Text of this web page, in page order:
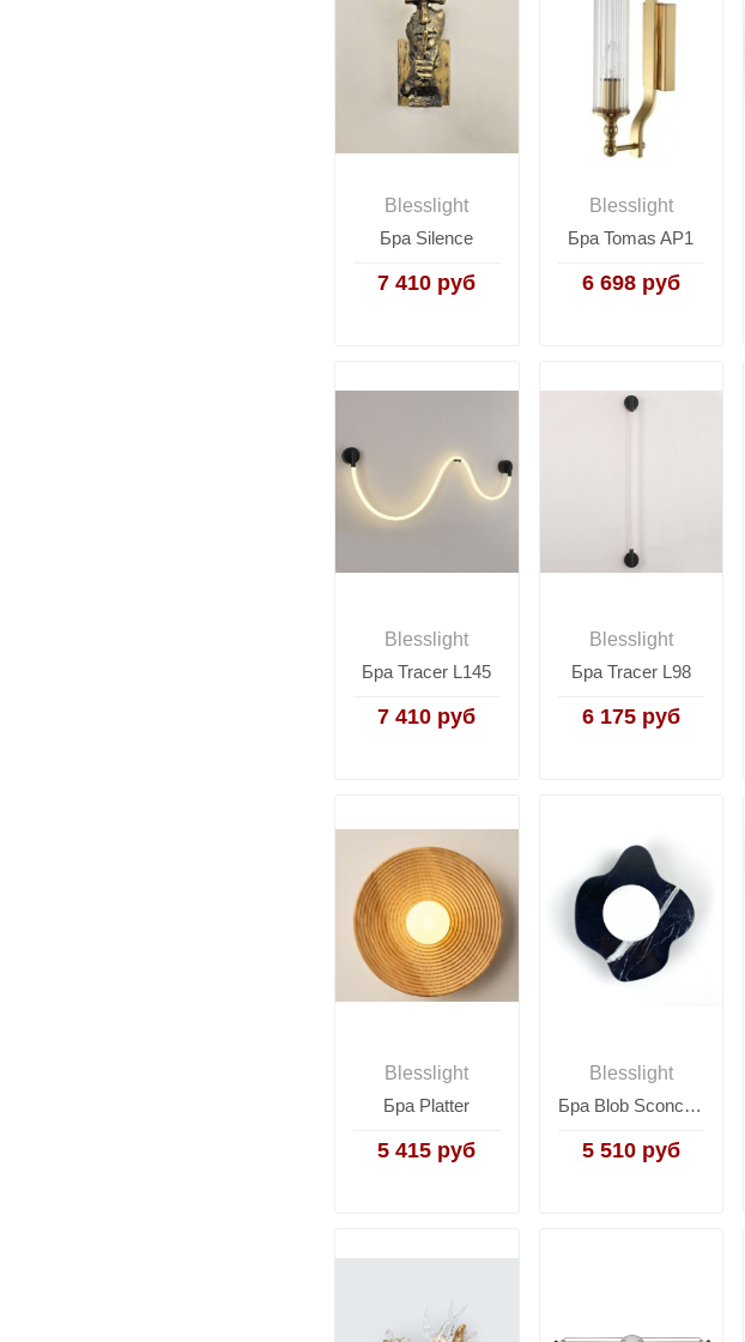
Blesslight
Бра Silence
7 410 руб
Blesslight
Бра Tomas AP1
6 698 руб
Blesslight
Бра Tracer L145
7 410 руб
Blesslight
Бра Tracer L98
6 175 руб
Blesslight
Бра Platter
5 415 руб
Blesslight
Бра Blob Sconce B
5 510 руб